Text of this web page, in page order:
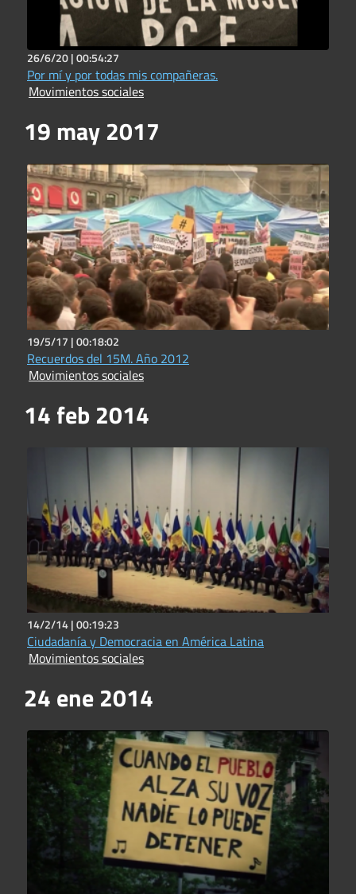
26/6/20 |00:54:27
Por mí y por todas mis compañeras.
Movimientos sociales
19 may 2017
19/5/17 |00:18:02
Recuerdos del 15M. Año 2012
Movimientos sociales
14 feb 2014
14/2/14 |00:19:23
Ciudadanía y Democracia en América Latina
Movimientos sociales
24 ene 2014